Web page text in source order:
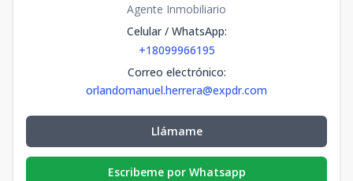
Agente Inmobiliario
Celular / WhatsApp:
+18099966195
Correo electrónico:
orlandomanuel.herrera@expdr.com
Llámame
Escribeme por Whatsapp